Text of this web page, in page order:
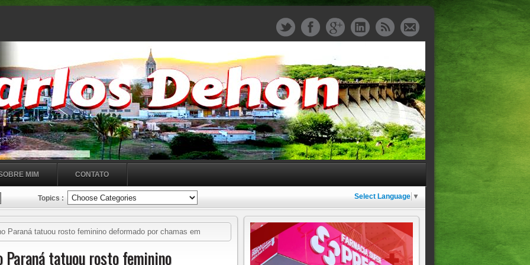
MIM CONTATO
Topics : Select Language ▼
Paraná tatuou rosto feminino deformado por chamas em
tatuou rosto feminino